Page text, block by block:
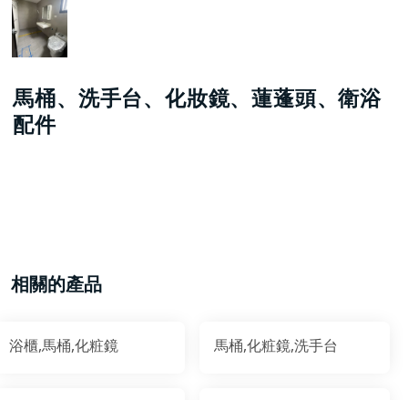
馬桶、洗手台、化妝鏡、蓮蓬頭、衛浴
配件
相關的產品
浴櫃,馬桶,化粧鏡 馬桶,化粧鏡,洗手台